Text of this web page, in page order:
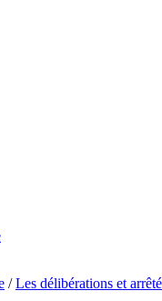
/Les délibérations et